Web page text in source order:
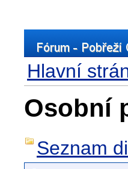
Hlavní
Osobní
Seznam